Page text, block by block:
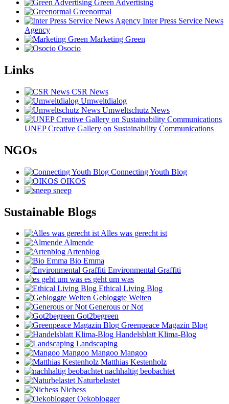
Green Advertising
Greenormal
Inter Press Service News
Agency
Marketing Green
Osocio
Links
CSR News
Umweltdialog
Umweltschutz News
UNEP Creative Gallery on Sustainability Communications
NGOs
Connecting Youth Blog
OIKOS
sneep
Sustainable Blogs
Alles was gerecht ist
Almende
Artenblog
Bio Emma
Environmental Graffiti
es geht um was
Ethical Living Blog
Gebloggte Welten
Generous or Not
Got2begreen
Greenpeace Magazin Blog
Handelsblatt Klima-Blog
Landscaping
Mangoo Mangoo
Matthias Kestenholz
nachhaltig beobachtet
Naturbelastet
Nichess
Oekoblogger